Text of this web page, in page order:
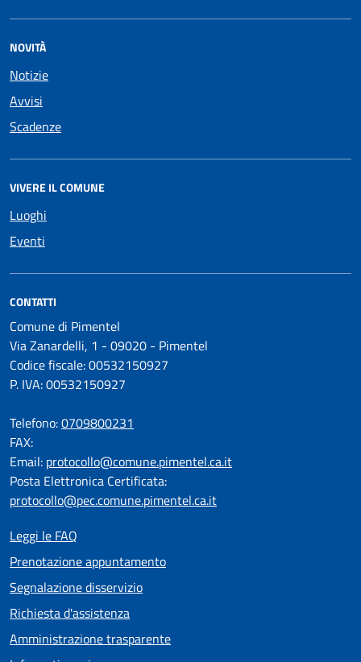
NOVITÀ
Notizie
Avvisi
Scadenze
VIVERE IL COMUNE
Luoghi
Eventi
CONTATTI
Comune di Pimentel
Via Zanardelli, 1 - 09020 - Pimentel
Codice fiscale: 00532150927
P. IVA: 00532150927
Telefono:0709800231
FAX:
Email: protocollo@comune.pimentel.ca.it
Posta Elettronica Certificata:
protocollo@pec.comune.pimentel.ca.it
Leggi le FAQ
Prenotazione appuntamento
Segnalazione disservizio
Richiesta d'assistenza
Amministrazione trasparente